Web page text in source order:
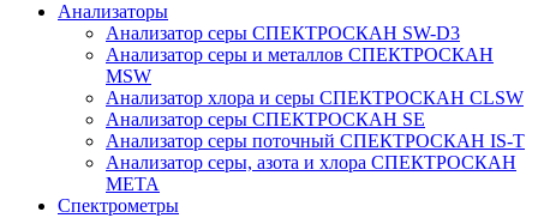
Анализаторы
Анализатор серы СПЕКТРОСКАН SW-D3
Анализатор серы и металлов СПЕКТРОСКАН
MSW
Анализатор хлора и серы СПЕКТРОСКАН CLSW
Анализатор серы СПЕКТРОСКАН SE
Анализатор серы поточный СПЕКТРОСКАН IS-T
Анализатор серы, азота и хлора СПЕКТРОСКАН
МЕТА
Спектрометры